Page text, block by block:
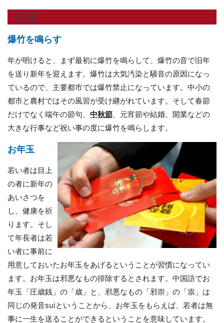
元日
爆竹を鳴らす
年が明けると、まず最初に爆竹を鳴らして、爆竹の音で旧年
を送り新年を迎えます。爆竹は大気汚染と騒音の原因になっ
ているので、主要都市では爆竹禁止になっています。中小の
都市と農村ではその風習が受け継がれています。そして春節
だけでなく端午の節句、 中秋節、元宵節や結婚、開業などの
大きな行事など祝い事の度に爆竹を鳴らします。
お年玉
若い者は目上
の者に新年の
あいさつを
し、健康を祈
ります。そし
て年長者は若
い者に事前に
用意しておいたお年玉をあげるということが習慣になってい
ます。お年玉は邪悪なもの排除するとされます。中国語でお
年玉「圧歳銭」の「歳」と、邪悪なもの「邪崇」の「祟」は
同じの発音suiということから、お年玉をもらえば、若者は無
事に一生を送ることができるということを意味しています。